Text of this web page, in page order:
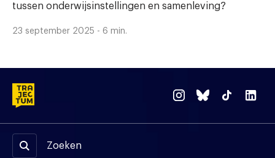
tussen onderwijsinstellingen en samenleving?
23 september 2025 - 6 min.
Zoeken